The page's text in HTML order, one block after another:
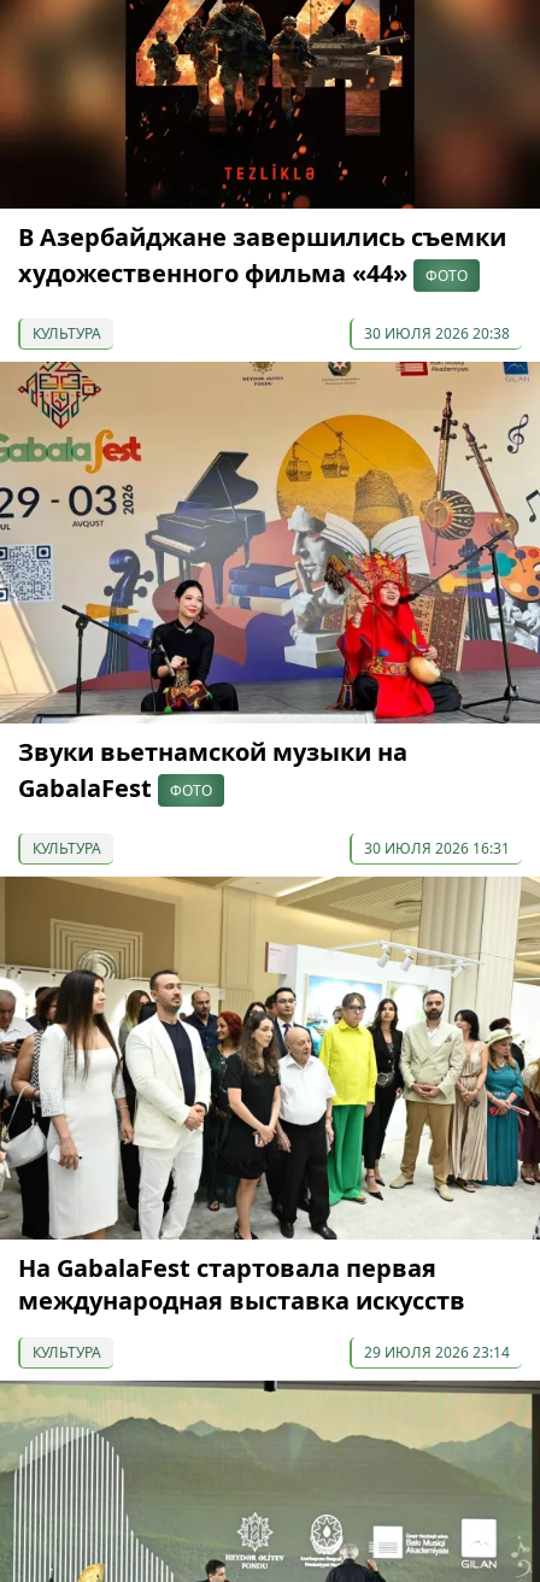
В Азербайджане завершились съемки
художественного фильма «44»
ФОТО
КУЛЬТУРА 30 ИЮЛЯ 2026 20:38
Звуки вьетнамской музыки на
GabalaFest
ФОТО
КУЛЬТУРА 30 ИЮЛЯ 2026 16:31
На GabalaFest стартовала первая
международная выставка искусств
КУЛЬТУРА 29 ИЮЛЯ 2026 23:14